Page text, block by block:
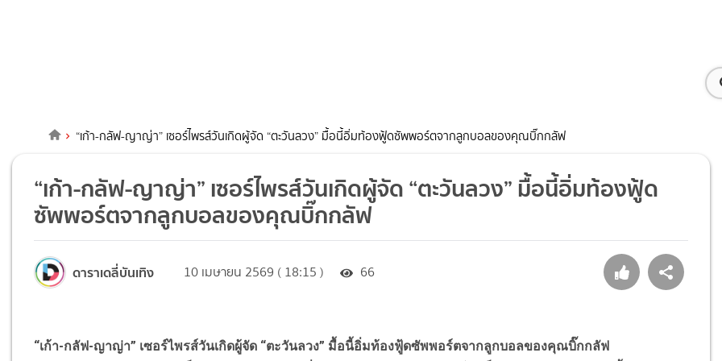
“เก้า-กลัฟ-ญาญ่า” เซอร์ไพรส์วันเกิดผู้จัด “ตะวันลวง” มื้อนี้อิ่มท้องฟู้ดซัพพอร์ตจากลูกบอลของคุณบิ๊กกลัฟ
“เก้า-กลัฟ-ญาญ่า” เซอร์ไพรส์วันเกิดผู้จัด “ตะวันลวง” มื้อนี้อิ่มท้องฟู้ด
ซัพพอร์ตจากลูกบอลของคุณบิ๊กกลัฟ
ดาราเดลี่บันเทิง 10 เมษายน 2569 ( 18:15 ) 66
“เก้า-กลัฟ-ญาญ่า” เซอร์ไพรส์วันเกิดผู้จัด “ตะวันลวง” มื้อนี้อิ่มท้องฟู้ดซัพพอร์ตจากลูกบอลของคุณบิ๊กกลัฟ